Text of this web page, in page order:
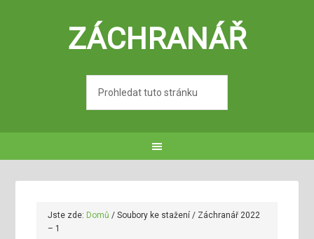
ZÁCHRANÁŘ
Jste zde: Domů / Soubory ke stažení/ Záchranář 2022
– 1